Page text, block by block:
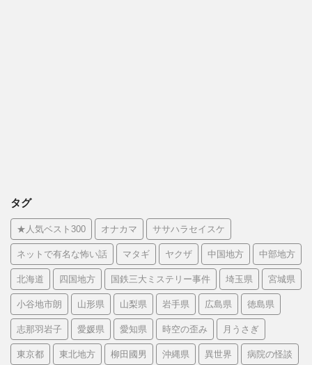
タグ
★人気ベスト300 オナカマ ササハラセイスケ
ネットで有名な怖い話 マタギ ヤクザ 中国地方 中部地方
北海道 四国地方 国鉄三大ミステリー事件 埼玉県 宮城県
小谷地市朗 山形県 山梨県 岩手県 広島県 徳島県
志那羽岩子 愛媛県 愛知県 時空の歪み 月うさぎ
東京都 東北地方 柳田國男 沖縄県 異世界 病院の怪談